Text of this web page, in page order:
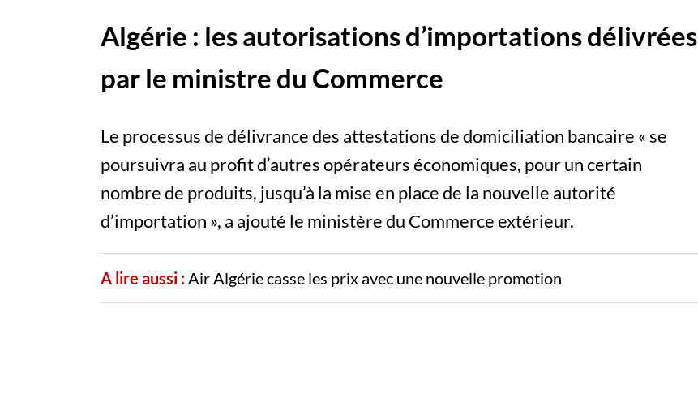
Algérie : les autorisations d’importations délivrées
par le ministre du Commerce
Le processus de délivrance des attestations de domiciliation bancaire « se
poursuivra au profit d’autres opérateurs économiques, pour un certain
nombre de produits, jusqu’à la mise en place de la nouvelle autorité
d’importation », a ajouté le ministère du Commerce extérieur.
A lire aussi :Air Algérie casse les prix avec une nouvelle promotion